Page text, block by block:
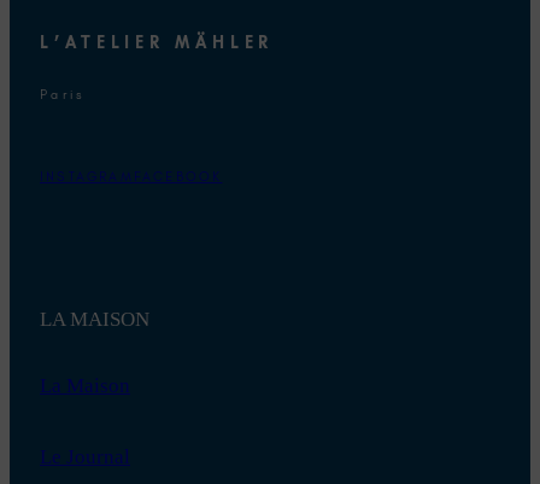
L’ATELIER MÄHLER
Paris
INSTAGRAM FACEBOOK
LA MAISON
La Maison
Le Journal